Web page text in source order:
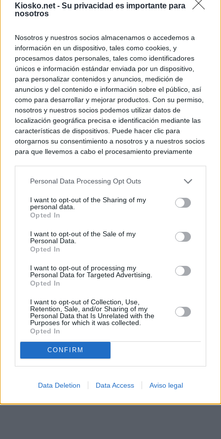
Kiosko.net - Su privacidad es importante para
nosotros
Nosotros y nuestros socios almacenamos o accedemos a
información en un dispositivo, tales como cookies, y
procesamos datos personales, tales como identificadores
únicos e información estándar enviada por un dispositivo,
para personalizar contenidos y anuncios, medición de
anuncios y del contenido e información sobre el público, así
como para desarrollar y mejorar productos. Con su permiso,
nosotros y nuestros socios podemos utilizar datos de
localización geográfica precisa e identificación mediante las
características de dispositivos. Puede hacer clic para
otorgarnos su consentimiento a nosotros y a nuestros socios
para que llevemos a cabo el procesamiento previamente
negar su consentimiento. Tenga en cuenta que algún
de su consentimiento, pero usted tiene el derecho de
rechazar tal procesamiento. Sus preferencias se aplicarán
cualquier momento entrando de nuevo en este sitio web o
visitando nuestra política de privacidad.
Personal Data Processing Opt Outs
I want to opt-out of the Sharing of my
personal data.
Opted In
I want to opt-out of the Sale of my
Personal Data.
Opted In
I want to opt-out of processing my
Personal Data for Targeted Advertising.
Opted In
I want to opt-out of Collection, Use,
Retention, Sale, and/or Sharing of my
Personal Data that Is Unrelated with the
Purposes for which it was collected.
Opted In
CONFIRM
Data Deletion Data Access Aviso legal